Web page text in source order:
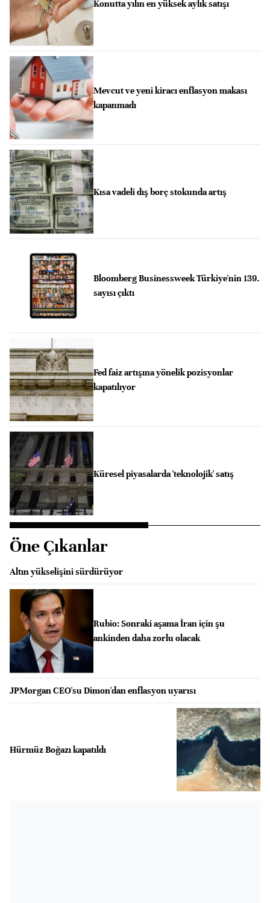
Konutta yılın en yüksek aylık satışı
Mevcut ve yeni kiracı enflasyon makası
kapanmadı
Kısa vadeli dış borç stokunda artış
Bloomberg Businessweek Türkiye'nin 139.
sayısı çıktı
Fed faiz artışına yönelik pozisyonlar
kapatılıyor
Küresel piyasalarda 'teknolojik' satış
Öne Çıkanlar
Altın yükselişini sürdürüyor
Rubio: Sonraki aşama İran için şu
ankinden daha zorlu olacak
JPMorgan CEO'su Dimon'dan enflasyon uyarısı
Hürmüz Boğazı kapatıldı